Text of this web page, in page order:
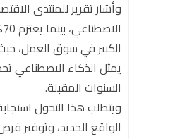
الكبير في سوق العمل، حيث
يمثل الذكاء الاصطناعي
السنوات المقبلة.
ويتطلب هذا التحول
الواقع الجديد، وتوفير